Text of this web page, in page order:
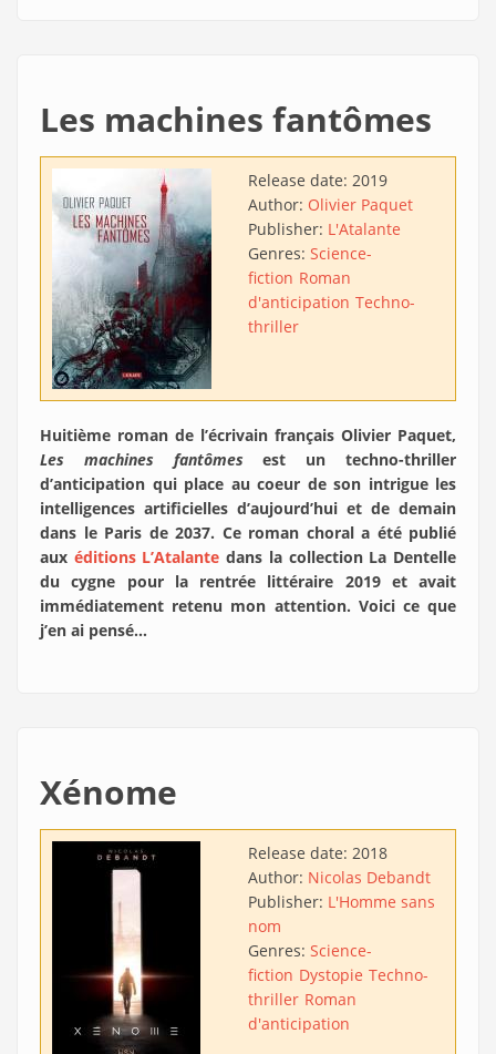
Les machines fantômes
Release date: 2019
Author: Olivier Paquet
Publisher: L'Atalante
Genres: Science-
fiction Roman
d'anticipation Techno-
thriller
Huitième roman de l’écrivain français Olivier Paquet,
Les machines fantômes est un techno-thriller
d’anticipation qui place au coeur de son intrigue les
intelligences artificielles d’aujourd’hui et de demain
dans le Paris de 2037. Ce roman choral a été publié
aux éditions L’Atalante dans la collection La Dentelle
du cygne pour la rentrée littéraire 2019 et avait
immédiatement retenu mon attention. Voici ce que
j’en ai pensé…
Xénome
Release date: 2018
Author: Nicolas Debandt
Publisher: L'Homme sans
nom
Genres: Science-
fiction Dystopie Techno-
thriller Roman
d'anticipation